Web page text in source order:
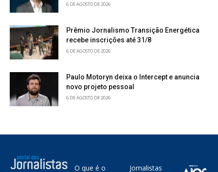
6 DE AGOSTO DE 2026
Prêmio Jornalismo Transição Energética
recebe inscrições até 31/8
6 DE AGOSTO DE 2026
Paulo Motoryn deixa o Intercept e anuncia
novo projeto pessoal
6 DE AGOSTO DE 2026
O que é o Jornalistas